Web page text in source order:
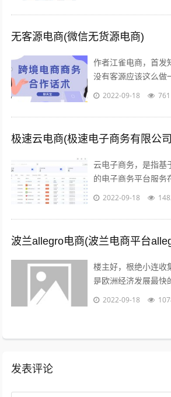
无客源电商(微信无货源电商)
作者江雀电商，首发
没有客源应该这么做
点第一步产品上架
2022-09-18 761
极速云电商(极速电子商务有限公
云电子商务，是指基
的电子商务平台服务
子商务供应商，代理
2022-09-18
波兰allegro电商(波兰电商平台
楼主好，根绝小连收
是欧洲经济发展最快
领先英法德目前，波
2022-09-18
发表评论